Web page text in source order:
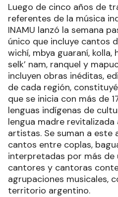
Luego de cinco años de
referentes de la música
INAMU lanzó la semana
único que incluye cantos
wichí, mbya guaraní, kolla,
selk’ nam, ranquel y
incluyen obras inéditas,
de cada región,
que se inicia con más de
lenguas indígenas de
lengua madre revitalizada
artistas. Se suman a este
cantos entre coplas,
interpretadas por más de
cantores y cantoras
agrupaciones musicales,
territorio argentino.